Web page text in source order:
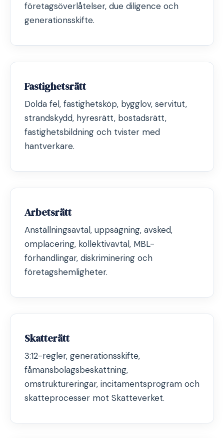
företagsöverlåtelser, due diligence och
generationsskifte.
Fastighetsrätt
Dolda fel, fastighetsköp, bygglov, servitut,
strandskydd, hyresrätt, bostadsrätt,
fastighetsbildning och tvister med
hantverkare.
Arbetsrätt
Anställningsavtal, uppsägning, avsked,
omplacering, kollektivavtal, MBL-
förhandlingar, diskriminering och
företagshemligheter.
Skatterätt
3:12-regler, generationsskifte,
fåmansbolagsbeskattning,
omstruktureringar, incitamentsprogram och
skatteprocesser mot Skatteverket.